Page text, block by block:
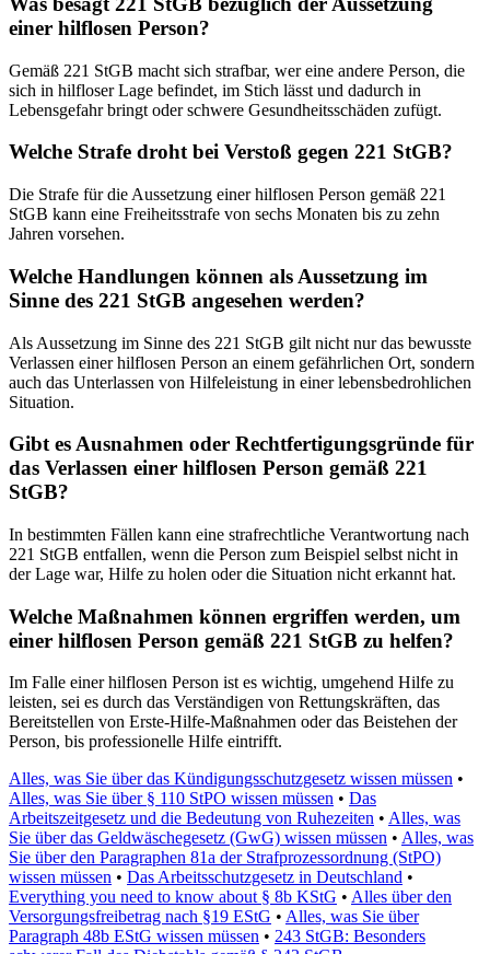
einer hilflosen Person?
Gemäß 221 StGB macht sich strafbar, wer eine andere Person, die
sich in hilfloser Lage befindet, im Stich lässt und dadurch in
Lebensgefahr bringt oder schwere Gesundheitsschäden zufügt.
Welche Strafe droht bei Verstoß gegen 221 StGB?
Die Strafe für die Aussetzung einer hilflosen Person gemäß 221
StGB kann eine Freiheitsstrafe von sechs Monaten bis zu zehn
Jahren vorsehen.
Welche Handlungen können als Aussetzung im
Sinne des 221 StGB angesehen werden?
Als Aussetzung im Sinne des 221 StGB gilt nicht nur das bewusste
Verlassen einer hilflosen Person an einem gefährlichen Ort, sondern
auch das Unterlassen von Hilfeleistung in einer lebensbedrohlichen
Situation.
Gibt es Ausnahmen oder Rechtfertigungsgründe für
das Verlassen einer hilflosen Person gemäß 221
StGB?
In bestimmten Fällen kann eine strafrechtliche Verantwortung nach
221 StGB entfallen, wenn die Person zum Beispiel selbst nicht in
der Lage war, Hilfe zu holen oder die Situation nicht erkannt hat.
Welche Maßnahmen können ergriffen werden, um
einer hilflosen Person gemäß 221 StGB zu helfen?
Im Falle einer hilflosen Person ist es wichtig, umgehend Hilfe zu
leisten, sei es durch das Verständigen von Rettungskräften, das
Bereitstellen von Erste-Hilfe-Maßnahmen oder das Beistehen der
Person, bis professionelle Hilfe eintrifft.
Alles, was Sie über das Kündigungsschutzgesetz wissen müssen •
Alles, was Sie über § 110 StPO wissen müssen • Das
Arbeitszeitgesetz und die Bedeutung von Ruhezeiten • Alles, was
Sie über das Geldwäschegesetz (GwG) wissen müssen • Alles, was
Sie über den Paragraphen 81a der Strafprozessordnung (StPO)
wissen müssen • Das Arbeitsschutzgesetz in Deutschland •
Everything you need to know about § 8b KStG • Alles über den
Versorgungsfreibetrag nach §19 EStG • Alles, was Sie über
Paragraph 48b EStG wissen müssen • 243 StGB: Besonders